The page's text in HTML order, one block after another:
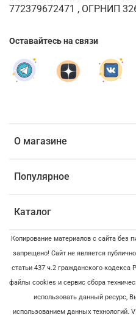
О магазине
Популярное
Каталог
772379672471 , ОГРНИП
Оставайтесь на связи
Копирование материалов с сайта без
запрещено! Сайт не является
статьи 437 ч.2 гражданского кодекса
файлы cookies и сервис сбора
использовать данный ресурс,
использованием данных технологий.